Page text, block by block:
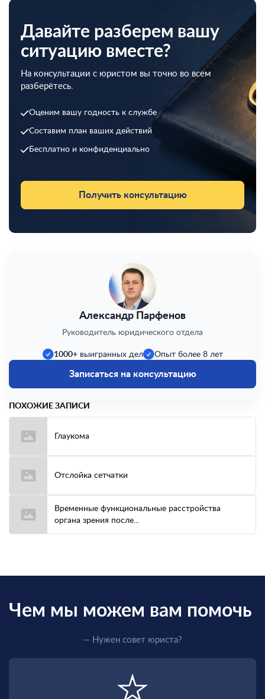
Давайте разберем вашу
ситуацию вместе?
На консультации с юристом вы точно во всем
разберётесь.
Оценим вашу годность к службе
Составим план ваших действий
Бесплатно и конфиденциально
Получить консультацию
Александр Парфенов
Руководитель юридического отдела
1000+выигранных дел Опыт более 8 лет
Записаться на консультацию
ПОХОЖИЕ ЗАПИСИ
Глаукома
Отслойка сетчатки
Временные функциональные расстройства
органа зрения после...
Чем мы можем вам помочь
— Нужен совет юриста?